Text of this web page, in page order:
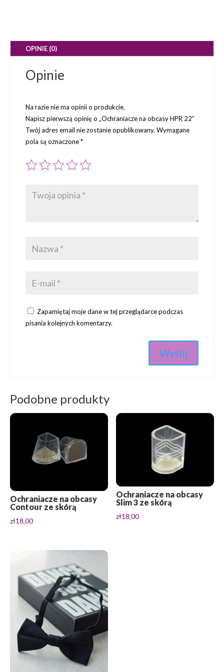
OPINIE (0)
Opinie
Na razie nie ma opinii o produkcie.
Napisz pierwszą opinię o „Ochraniacze na obcasy HPR 22”
Twój adres email nie zostanie opublikowany. Wymagane
pola są oznaczone*
Zapamiętaj moje dane w tej przeglądarce podczas
pisania kolejnych komentarzy.
Podobne produkty
Ochraniacze na obcasy
Contour ze skórą
zł18,00
Ochraniacze na obcasy
Slim 3 ze skórą
zł18,00